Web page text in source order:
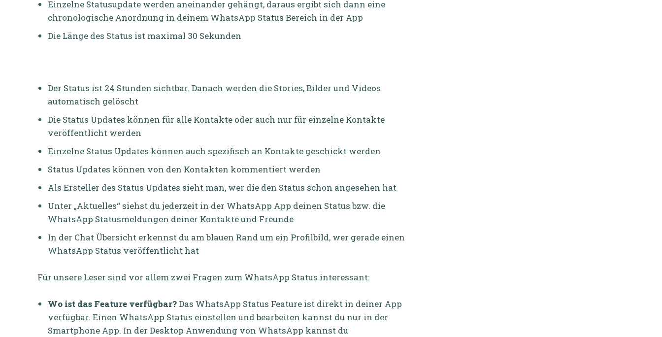
Einzelne Statusupdate werden aneinander gehängt, daraus ergibt sich dann eine
chronologische Anordnung in deinem WhatsApp Status Bereich in der App
Die Länge des Status ist maximal 30 Sekunden
Der Status ist 24 Stunden sichtbar. Danach werden die Stories, Bilder und Videos
automatisch gelöscht
Die Status Updates können für alle Kontakte oder auch nur für einzelne Kontakte
veröffentlicht werden
Einzelne Status Updates können auch spezifisch an Kontakte geschickt werden
Status Updates können von den Kontakten kommentiert werden
Als Ersteller des Status Updates sieht man, wer die den Status schon angesehen hat
Unter „Aktuelles“ siehst du jederzeit in der WhatsApp App deinen Status bzw. die
WhatsApp Statusmeldungen deiner Kontakte und Freunde
In der Chat Übersicht erkennst du am blauen Rand um ein Profilbild, wer gerade einen
WhatsApp Status veröffentlicht hat
Für unsere Leser sind vor allem zwei Fragen zum WhatsApp Status interessant:
Wo ist das Feature verfügbar?Das WhatsApp Status Feature ist direkt in deiner App
verfügbar. Einen WhatsApp Status einstellen und bearbeiten kannst du nur in der
Smartphone App. In der Desktop Anwendung von WhatsApp kannst du